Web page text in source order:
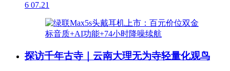
6 07.21
探访千年古寺｜云南大理无为寺轻量化观鸟